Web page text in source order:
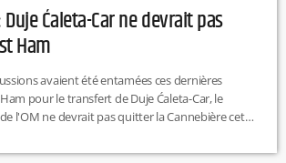
Ćaleta-Car ne devrait pas
Ham
avaient été entamées ces dernières
pour le transfert de Duje Ćaleta-Car, le
l'OM ne devrait pas quitter la Cannebière cet
aucun accord n'a été trouvé entre les